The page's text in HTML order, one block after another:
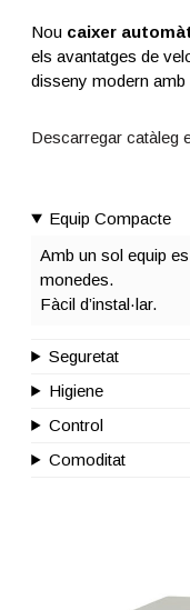
Nou caixer
els avantatges de
disseny modern amb
Descarregar catàleg
Equip Compacte
Amb un sol equip
monedes.
Fàcil d’instal·lar.
Seguretat
Higiene
Control
Comoditat